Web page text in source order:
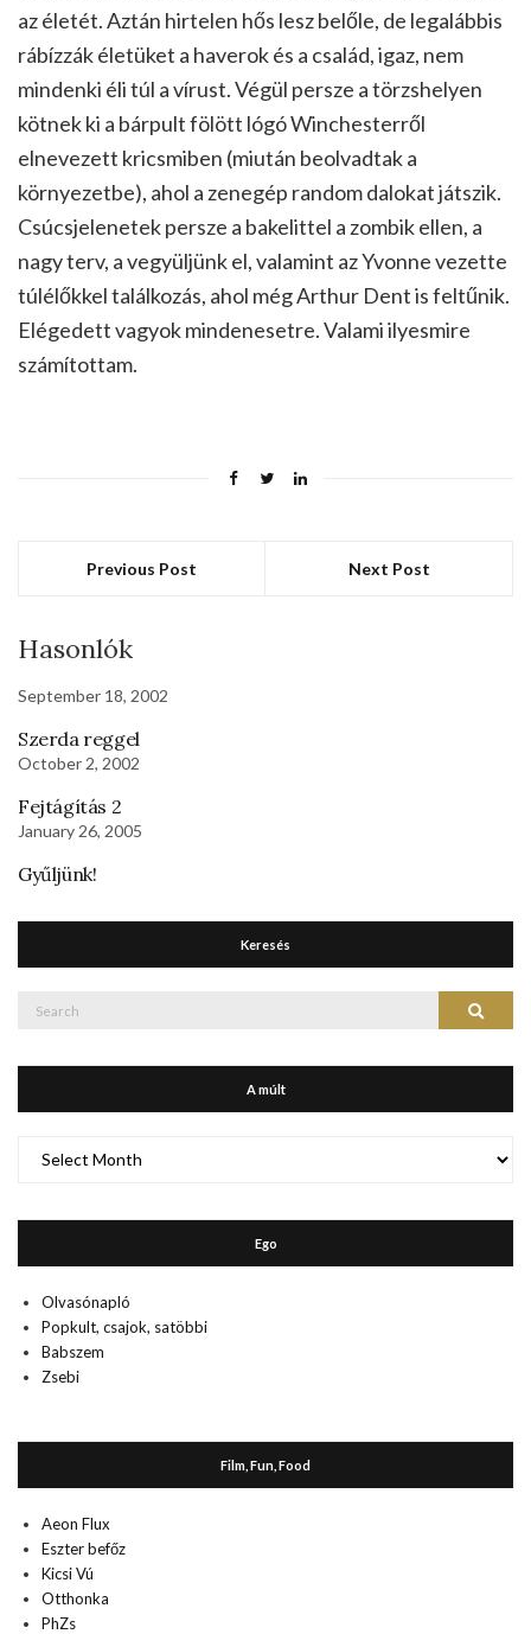
az életét. Aztán hirtelen hős lesz belőle, de legalábbis
rábízzák életüket a haverok és a család, igaz, nem
mindenki éli túl a vírust. Végül persze a törzshelyen
kötnek ki a bárpult fölött lógó Winchesterről
elnevezett kricsmiben (miután beolvadtak a
környezetbe), ahol a zenegép random dalokat játszik.
Csúcsjelenetek persze a bakelittel a zombik ellen, a
nagy terv, a vegyüljünk el, valamint az Yvonne vezette
túlélőkkel találkozás, ahol még Arthur Dent is feltűnik.
Elégedett vagyok mindenesetre. Valami ilyesmire
számítottam.
Previous Post Next Post
Hasonlók
September 18, 2002
Szerda reggel
October 2, 2002
Fejtágítás 2
January 26, 2005
Gyűljünk!
Keresés
Search
A múlt
múlt
Ego
Olvasónapló
Popkult, csajok, satöbbi
Babszem
Zsebi
Film, Fun, Food
Aeon Flux
Eszter befőz
Kicsi Vú
Otthonka
PhZs